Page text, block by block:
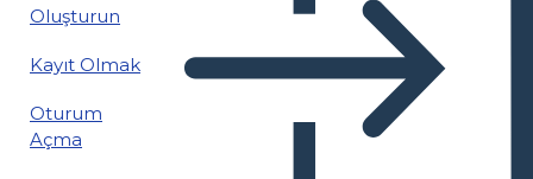
Oluşturun
Kayıt Olmak
Oturum
Açma